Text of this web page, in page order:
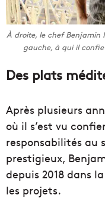
À droite, le chef Benjamin
gauche, à qui il
Des plats
Après plusieurs
où il s’est vu
responsabilités au
prestigieux,
depuis 2018 dans
les projets.